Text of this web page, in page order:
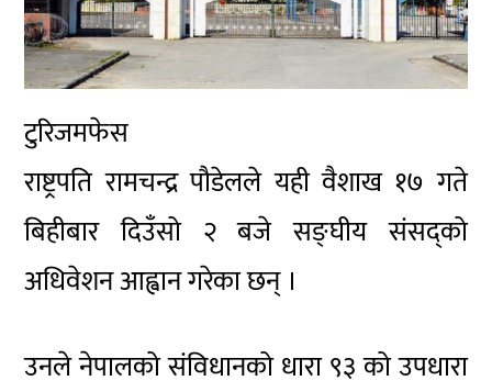
टुरिजमफेस
राष्ट्रपति रामचन्द्र पौडेलले यही वैशाख १७ गते
बिहीबार दिउँसो २ बजे सङ्घीय संसद्को
अधिवेशन आह्वान गरेका छन् ।
उनले नेपालको संविधानको धारा ९३ को उपधारा